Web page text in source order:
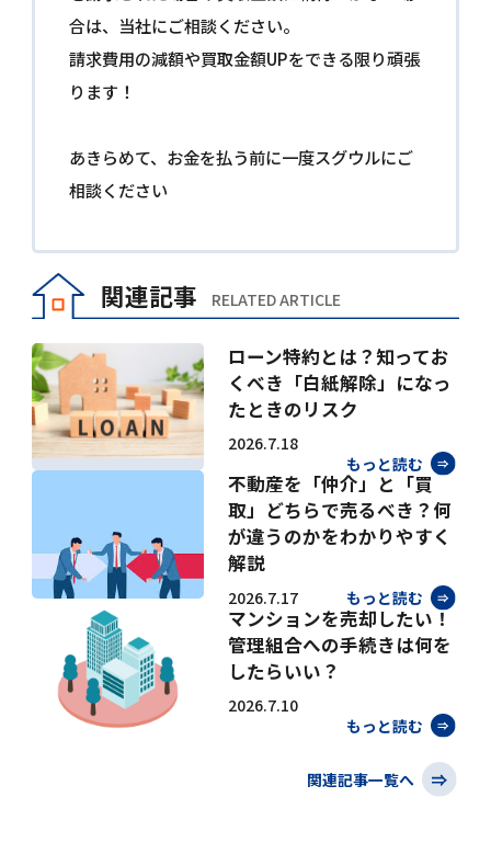
合は、当社にご相談ください。
請求費用の減額や買取金額UPをできる限り頑張
ります！
あきらめて、お金を払う前に一度スグウルにご
相談ください
関連記事 RELATED ARTICLE
ローン特約とは？知ってお
くべき「白紙解除」になっ
たときのリスク
2026.7.18
もっと読む
不動産を「仲介」と「買
取」どちらで売るべき？何
が違うのかをわかりやすく
解説
2026.7.17 もっと読む
マンションを売却したい！
管理組合への手続きは何を
したらいい？
2026.7.10
もっと読む
関連記事一覧へ